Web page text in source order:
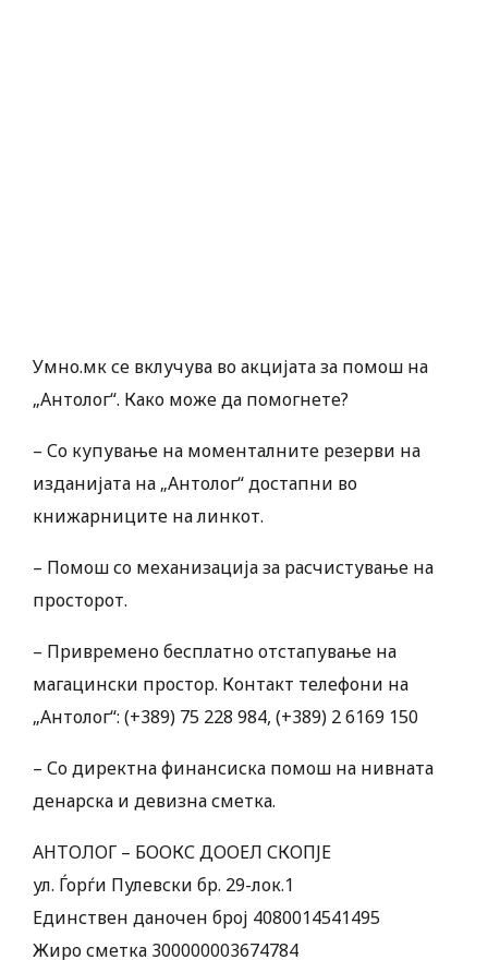
Умно.мк се вклучува во акцијата за помош на
„Антолог“. Како може да помогнете?
– Со купување на моменталните резерви на
изданијата на „Антолог“ достапни во
книжарниците на линкот.
– Помош со механизација за расчистување на
просторот.
– Привремено бесплатно отстапување на
магацински простор. Контакт телефони на
„Антолог“: (+389) 75 228 984, (+389) 2 6169 150
– Со директна финансиска помош на нивната
денарска и девизна сметка.
АНТОЛОГ – БООКС ДООЕЛ СКОПЈЕ
ул. Ѓорѓи Пулевски бр. 29-лок.1
Единствен даночен број 4080014541495
Жиро сметка 300000003674784